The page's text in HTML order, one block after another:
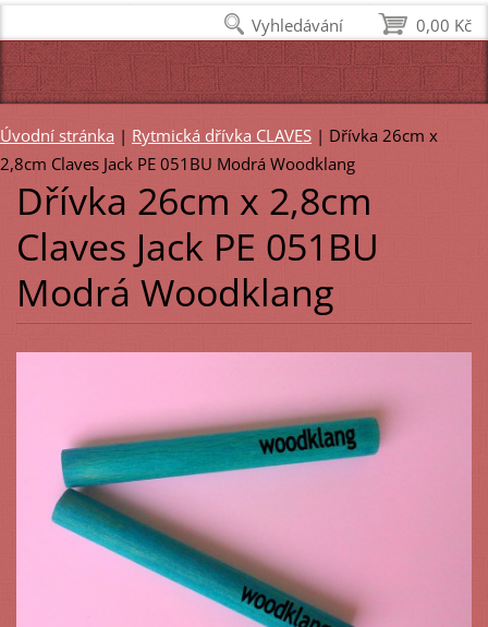
Úvodní stránka | Rytmická dřívka CLAVES | Dřívka 26cm x
2,8cm Claves Jack PE 051BU Modrá Woodklang
Dřívka 26cm x 2,8cm
Claves Jack PE 051BU
Modrá Woodklang
0,00 Kč
Vyhledávání